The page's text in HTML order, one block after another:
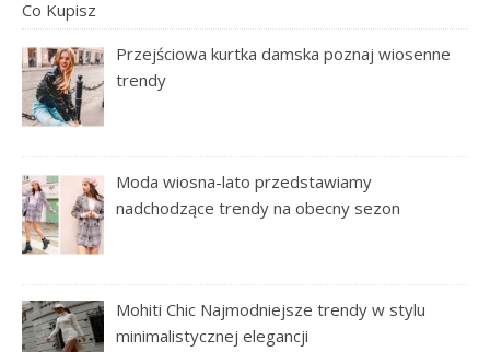
Przejściowa kurtka damska poznaj wiosenne
trendy
Moda wiosna-lato przedstawiamy
nadchodzące trendy na obecny sezon
Mohiti Chic Najmodniejsze trendy w stylu
minimalistycznej elegancji